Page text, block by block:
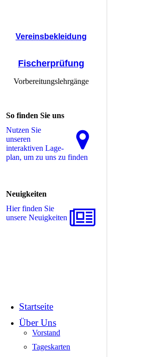
Vereinsbekleidung
Fischerprüfung
Vorbereitungslehrgänge
So finden Sie uns
Nutzen Sie
unseren
interaktiven La­ge­
plan, um zu uns zu finden
Neuigkeiten
Hier finden Sie
unsere Neuigkeiten
Startseite
Über Uns
Vorstand
Tageskarten